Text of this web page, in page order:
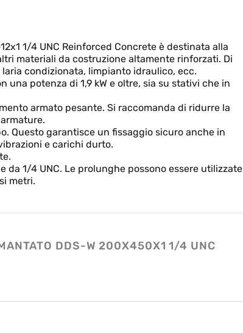
1/4 UNC Reinforced Concrete è destinata alla
materiali da costruzione altamente rinforzati. Di
condizionata, limpianto idraulico, ecc.
potenza di 1,9 kW e oltre, sia su stativi che in
armato pesante. Si raccomanda di ridurre la
Questo garantisce un fissaggio sicuro anche in
e carichi durto.
1/4 UNC. Le prolunghe possono essere utilizzate
metri.
DDS-W 200X450X1 1/4 UNC